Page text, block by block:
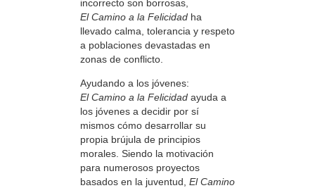
incorrecto son borrosas,
El Camino a la Felicidad ha
llevado calma, tolerancia y respeto
a poblaciones devastadas en
zonas de conflicto.
Ayudando a los jóvenes:
El Camino a la Felicidad ayuda a
los jóvenes a decidir por sí
mismos cómo desarrollar su
propia brújula de principios
morales. Siendo la motivación
para numerosos proyectos
basados en la juventud, El Camino